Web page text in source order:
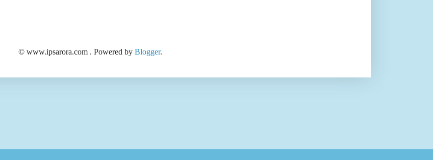
© www.ipsarora.com . Powered by Blogger.